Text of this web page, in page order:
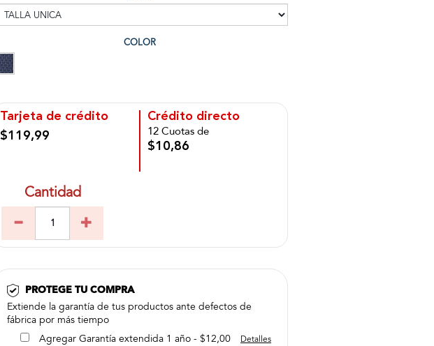
COLOR
Tarjeta de crédito
$119,99
Crédito directo
12 Cuotas de
$10,86
Cantidad
PROTEGE TU COMPRA
Extiende la garantía de tus productos ante defectos de
fábrica por más tiempo
Agregar Garantía extendida 1 año - $12,00
Detalles